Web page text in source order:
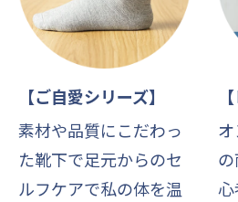
【ご自愛シリーズ】
素材や品質にこだわっ
た靴下で足元からのセ
ルフケアで私の体を温
心